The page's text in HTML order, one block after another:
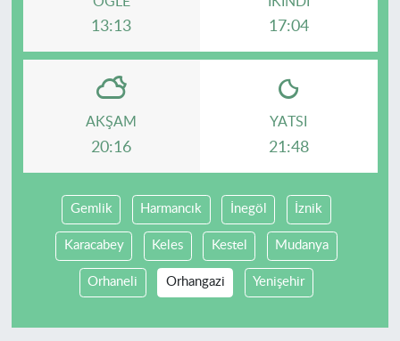
13:13 17:04
AKŞAM
20:16
YATSI
21:48
Gemlik Harmancık İnegöl İznik
Karacabey Keles Kestel Mudanya
Orhaneli Orhangazi Yenişehir